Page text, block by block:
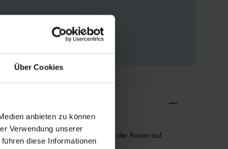
Über Cookies
anbieten zu können
Verwendung unserer
diese Informationen
der LiteSkin-Seitenwand bleibt der Racer auf